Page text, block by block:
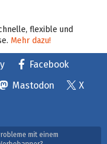
flexible und
Mehr dazu!
Facebook
Mastodon
X
mit einem